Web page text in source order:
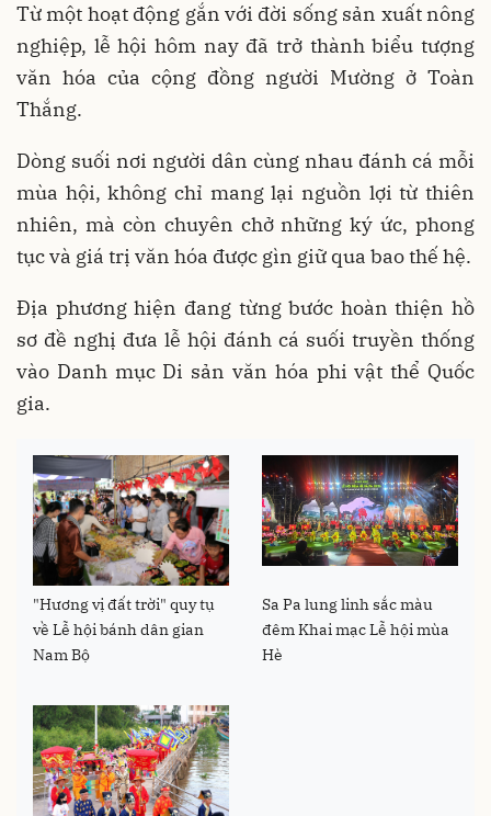
Từ một hoạt động gắn với đời sống sản xuất nông
nghiệp, lễ hội hôm nay đã trở thành biểu tượng
văn hóa của cộng đồng người Mường ở Toàn
Thắng.
Dòng suối nơi người dân cùng nhau đánh cá mỗi
mùa hội, không chỉ mang lại nguồn lợi từ thiên
nhiên, mà còn chuyên chở những ký ức, phong
tục và giá trị văn hóa được gìn giữ qua bao thế hệ.
Địa phương hiện đang từng bước hoàn thiện hồ
sơ đề nghị đưa lễ hội đánh cá suối truyền thống
vào Danh mục Di sản văn hóa phi vật thể Quốc
gia.
"Hương vị đất trời" quy tụ
về Lễ hội bánh dân gian
Nam Bộ
Sa Pa lung linh sắc màu
đêm Khai mạc Lễ hội mùa
Hè